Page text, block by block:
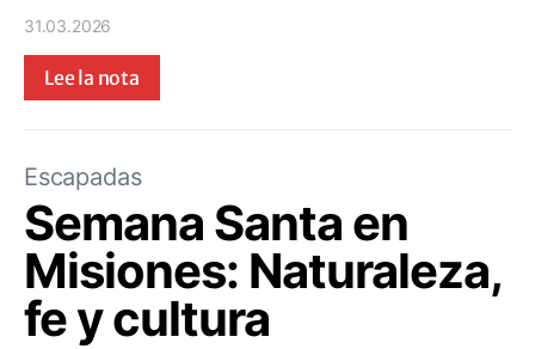
31.03.2026
Lee la nota
Escapadas
Semana Santa en
Misiones: Naturaleza,
fe y cultura